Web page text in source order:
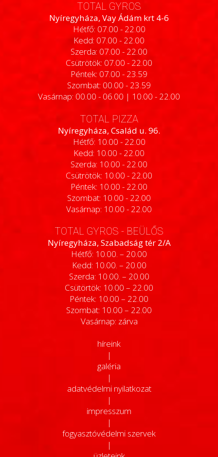
TOTAL GYROS
Nyíregyháza, Vay Ádám krt 4-6
Hétfő: 07.00 - 22.00
Kedd: 07.00 - 22.00
Szerda: 07.00 - 22.00
Csütrötök: 07.00 - 22.00
Péntek: 07.00 - 23.59
Szombat: 00.00 - 23.59
Vasárnap: 00.00 - 06.00 | 10.00 - 22.00
TOTAL PIZZA
Nyíregyháza, Család u. 96.
Hétfő: 10.00 - 22.00
Kedd: 10.00 - 22.00
Szerda: 10.00 - 22.00
Csütrötök: 10.00 - 22.00
Péntek: 10.00 - 22.00
Szombat: 10.00 - 22.00
Vasárnap: 10.00 - 22.00
TOTAL GYROS - BEÜLŐS
Nyíregyháza, Szabadság tér 2/A
Hétfő: 10.00. – 20.00
Kedd: 10.00. – 20.00
Szerda: 10.00. – 20.00
Csütörtök: 10.00 – 22.00
Péntek: 10.00 – 22.00
Szombat: 10.00 – 22.00
Vasárnap: zárva
híreink
|
galéria
|
adatvédelmi nyilatkozat
|
impresszum
|
fogyasztóvédelmi szervek
|